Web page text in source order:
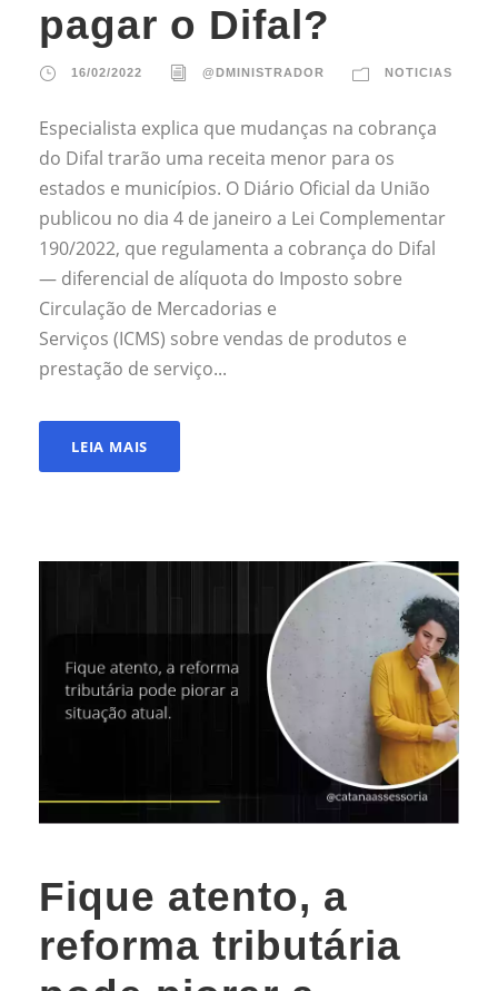
pagar o Difal?
16/02/2022 @DMINISTRADOR NOTICIAS
Especialista explica que mudanças na cobrança
do Difal trarão uma receita menor para os
estados e municípios. O Diário Oficial da União
publicou no dia 4 de janeiro a Lei Complementar
190/2022, que regulamenta a cobrança do Difal
— diferencial de alíquota do Imposto sobre
Circulação de Mercadorias e
Serviços (ICMS) sobre vendas de produtos e
prestação de serviço...
LEIA MAIS
Fique atento, a
reforma tributária